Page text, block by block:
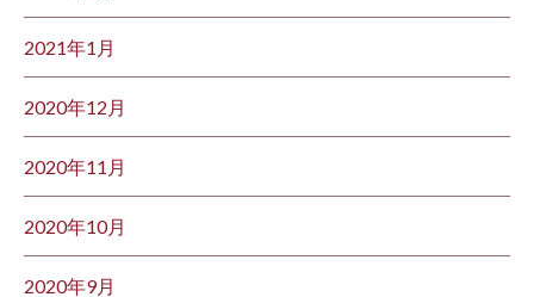
2021年1月
2020年12月
2020年11月
2020年10月
2020年9月